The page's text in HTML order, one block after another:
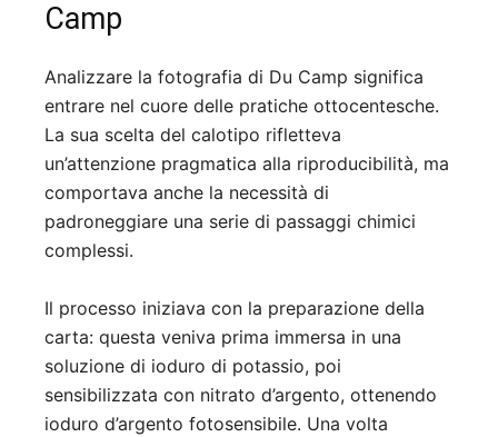
Camp
Analizzare la fotografia di Du Camp significa
entrare nel cuore delle pratiche ottocentesche.
La sua scelta del calotipo rifletteva
un’attenzione pragmatica alla riproducibilità, ma
comportava anche la necessità di
padroneggiare una serie di passaggi chimici
complessi.
Il processo iniziava con la preparazione della
carta: questa veniva prima immersa in una
soluzione di ioduro di potassio, poi
sensibilizzata con nitrato d’argento, ottenendo
ioduro d’argento fotosensibile. Una volta